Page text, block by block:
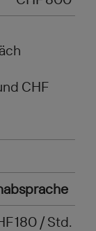
CHF
180 / Std.